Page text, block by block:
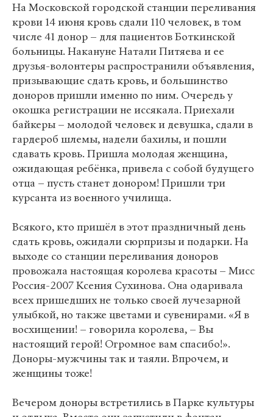
На Московской городской станции переливания
крови 14 июня кровь сдали 110 человек, в том
числе 41 донор – для пациентов Боткинской
больницы. Накануне Натали Питяева и ее
друзья-волонтеры распространили объявления,
призывающие сдать кровь, и большинство
доноров пришли именно по ним. Очередь у
окошка регистрации не иссякала. Приехали
байкеры – молодой человек и девушка, сдали в
гардероб шлемы, надели бахилы, и пошли
сдавать кровь. Пришла молодая женщина,
ожидающая ребёнка, привела с собой будущего
отца – пусть станет донором! Пришли три
курсанта из военного училища.
Всякого, кто пришёл в этот праздничный день
сдать кровь, ожидали сюрпризы и подарки. На
выходе со станции переливания доноров
провожала настоящая королева красоты – Мисс
Россия-2007 Ксения Сухинова. Она одаривала
всех пришедших не только своей лучезарной
улыбкой, но также цветами и сувенирами. «Я в
восхищении! – говорила королева, – Вы
настоящий герой! Огромное вам спасибо!».
Доноры-мужчины так и таяли. Впрочем, и
женщины тоже!
Вечером доноры встретились в Парке культуры